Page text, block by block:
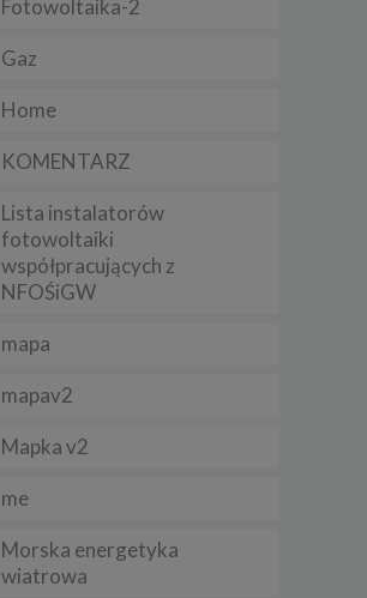
Fotowoltaika-2
Gaz
Home
KOMENTARZ
Lista instalatorów
fotowoltaiki
współpracujących z
NFOŚiGW
mapa
mapav2
Mapka v2
me
Morska energetyka
wiatrowa